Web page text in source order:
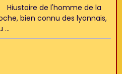
Hiustoire de l'homme de la
bien connu des lyonnais,
...